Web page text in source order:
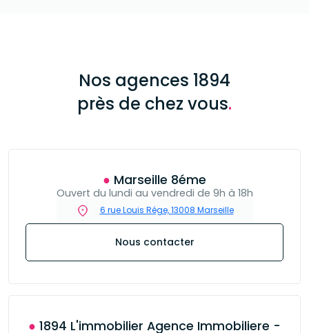
Nos agences 1894
près de chez vous.
● Marseille 8éme
Ouvert du lundi au vendredi de 9h à 18h
6 rue Louis Rége, 13008 Marseille
Nous contacter
● 1894 L'immobilier Agence Immobiliere -